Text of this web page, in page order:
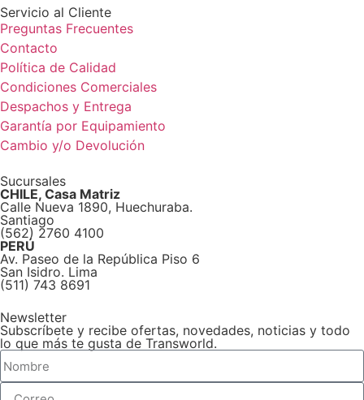
Servicio al Cliente
Preguntas Frecuentes
Contacto
Política de Calidad
Condiciones Comerciales
Despachos y Entrega
Garantía por Equipamiento
Cambio y/o Devolución
Sucursales
CHILE, Casa Matriz
Calle Nueva 1890, Huechuraba.
Santiago
(562) 2760 4100
PERÚ
Av. Paseo de la República Piso 6
San Isidro. Lima
(511) 743 8691
Newsletter
Subscríbete y recibe ofertas, novedades, noticias y todo
lo que más te gusta de Transworld.